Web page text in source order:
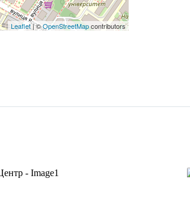
Leaflet| ©OpenStreetMapcontributors